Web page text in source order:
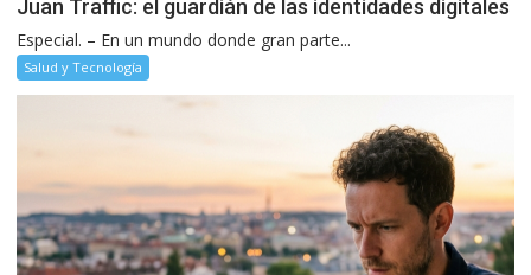
Juan Traffic: el guardián de las identidades digitales
Especial. – En un mundo donde gran parte...
Salud y Tecnología